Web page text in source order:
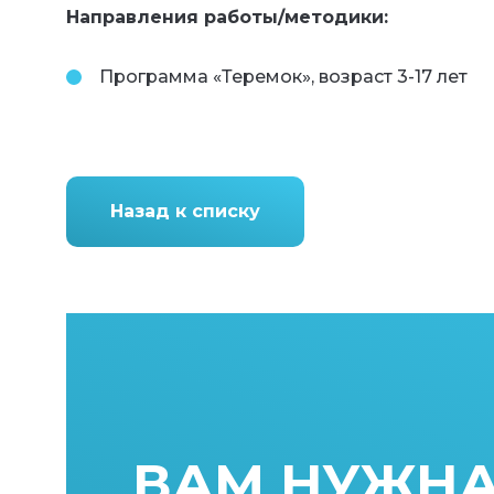
Направления работы/методики:
Программа «Теремок», возраст 3-17 лет
Назад к списку